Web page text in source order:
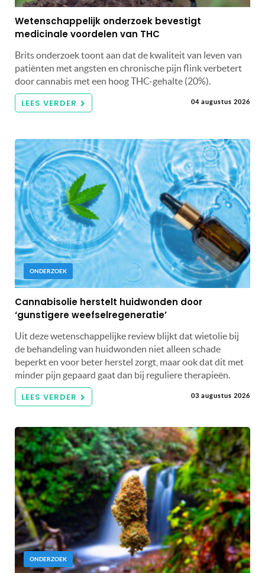
Wetenschappelijk onderzoek bevestigt
medicinale voordelen van THC
Brits onderzoek toont aan dat de kwaliteit van leven van
patiënten met angsten en chronische pijn flink verbetert
door cannabis met een hoog THC-gehalte (20%).
LEES VERDER 04 augustus 2026
ONDERZOEK
Cannabisolie herstelt huidwonden door
‘gunstigere weefselregeneratie’
Uit deze wetenschappelijke review blijkt dat wietolie bij
de behandeling van huidwonden niet alleen schade
beperkt en voor beter herstel zorgt, maar ook dat dit met
minder pijn gepaard gaat dan bij reguliere therapieën.
LEES VERDER 03 augustus 2026
ONDERZOEK